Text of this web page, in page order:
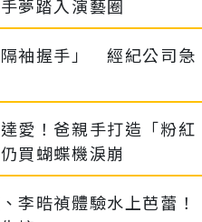
夢踏入演藝圈
袖握手」 經紀公司急
愛！爸親手打造「粉紅
買蝴蝶機淚崩
李晧禎體驗水上芭蕾！